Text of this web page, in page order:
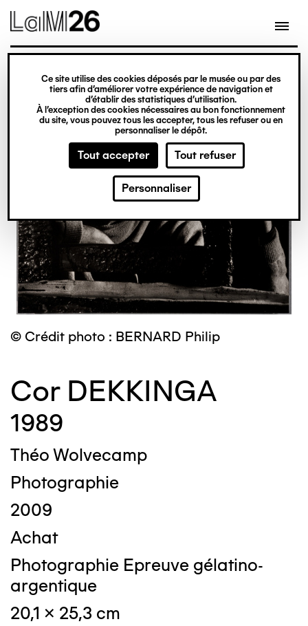
Gestion des cookies
Ce site utilise des cookies déposés par le musée ou par des
tiers afin d’améliorer votre expérience de navigation et
d’établir des statistiques d’utilisation.
À l’exception des cookies nécessaires au bon fonctionnement
du site, vous pouvez tous les accepter, tous les refuser ou en
personnaliser le dépôt.
Tout accepter Tout refuser
Personnaliser
contenu
© Crédit photo : BERNARD Philip
Cor DEKKINGA
1989
Théo Wolvecamp
Photographie
2009
Achat
Photographie Epreuve gélatino-
argentique
20,1 x 25,3 cm